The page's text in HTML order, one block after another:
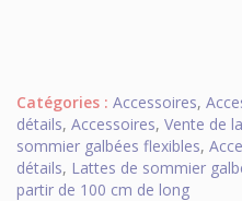
Catégories : Accessoires,
détails, Accessoires, Vente de
sommier galbées flexibles,
détails, Lattes de sommier
partir de 100 cm de long